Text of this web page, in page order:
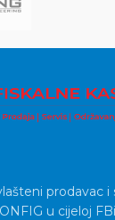
prodavac
u cijeloj